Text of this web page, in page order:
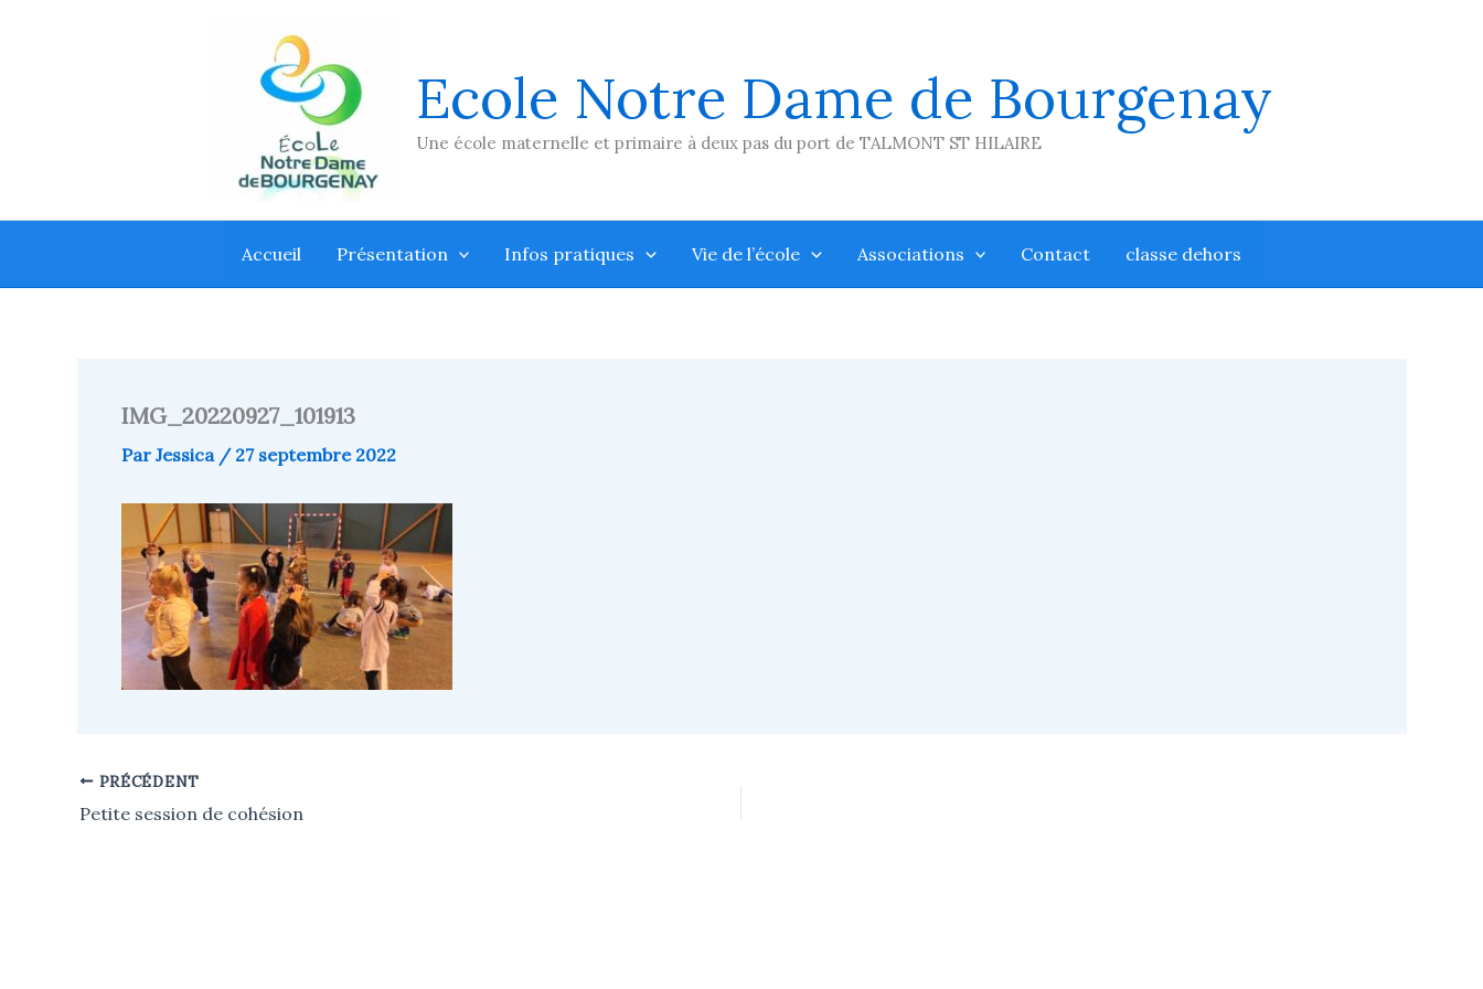
Ecole Notre Dame de Bourgenay
Une école maternelle et primaire à deux pas du port de TALMONT ST HILAIRE
Accueil Présentation Infos pratiques Vie de l’école Associations Contact classe dehors
IMG_20220927_101913
Par Jessica / 27 septembre 2022
PRÉCÉDENT
Petite session de cohésion